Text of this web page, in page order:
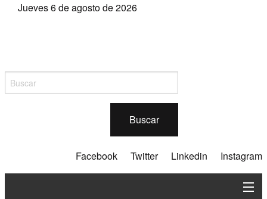
Jueves 6 de agosto de 2026
Buscar
Facebook Twitter Linkedin Instagram